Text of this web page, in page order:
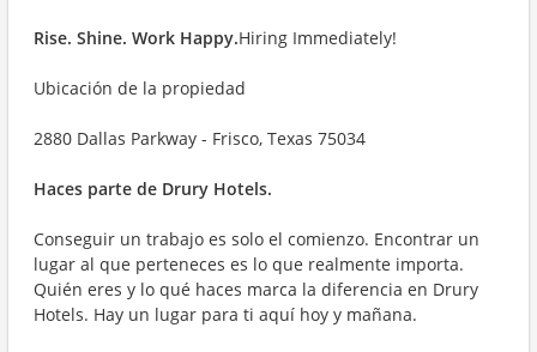
Rise. Shine. Work Happy.Hiring Immediately!
Ubicación de la propiedad
2880 Dallas Parkway - Frisco, Texas 75034
Haces parte de Drury Hotels.
Conseguir un trabajo es solo el comienzo. Encontrar un
lugar al que perteneces es lo que realmente importa.
Quién eres y lo qué haces marca la diferencia en Drury
Hotels. Hay un lugar para ti aquí hoy y mañana.